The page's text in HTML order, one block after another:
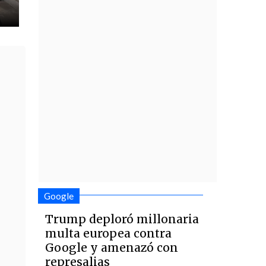
Google
Trump deploró millonaria
multa europea contra
Google y amenazó con
represalias